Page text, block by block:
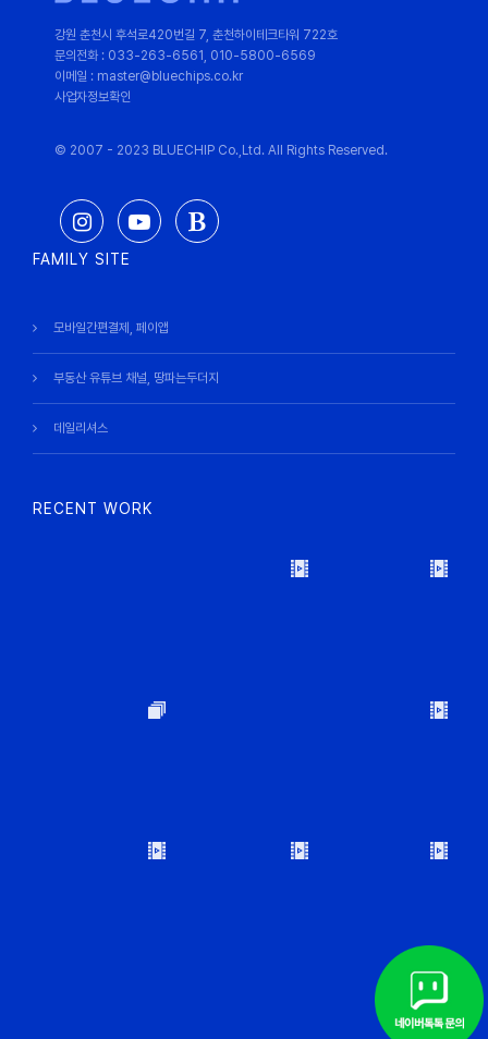
강원 춘천시 후석로420번길 7, 춘천하이테크타워 722호
문의전화 : 033-263-6561, 010-5800-6569
이메일 : master@bluechips.co.kr
사업자정보확인
© 2007 - 2023 BLUECHIP Co.,Ltd. All Rights Reserved.
FAMILY SITE
모바일간편결제, 페이앱
부동산 유튜브 채널, 땅파는두더지
데일리셔스
RECENT WORK